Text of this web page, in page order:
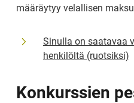
määräytyy velallisen
Sinulla on saatavaa
henkilöltä (ruotsiksi)
Konkurssien